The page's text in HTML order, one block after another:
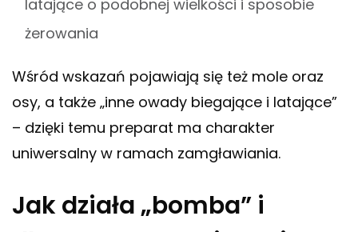
latające o podobnej wielkości i sposobie
żerowania
Wśród wskazań pojawiają się też mole oraz
osy, a także „inne owady biegające i latające”
– dzięki temu preparat ma charakter
uniwersalny w ramach zamgławiania.
Jak działa „bomba” i